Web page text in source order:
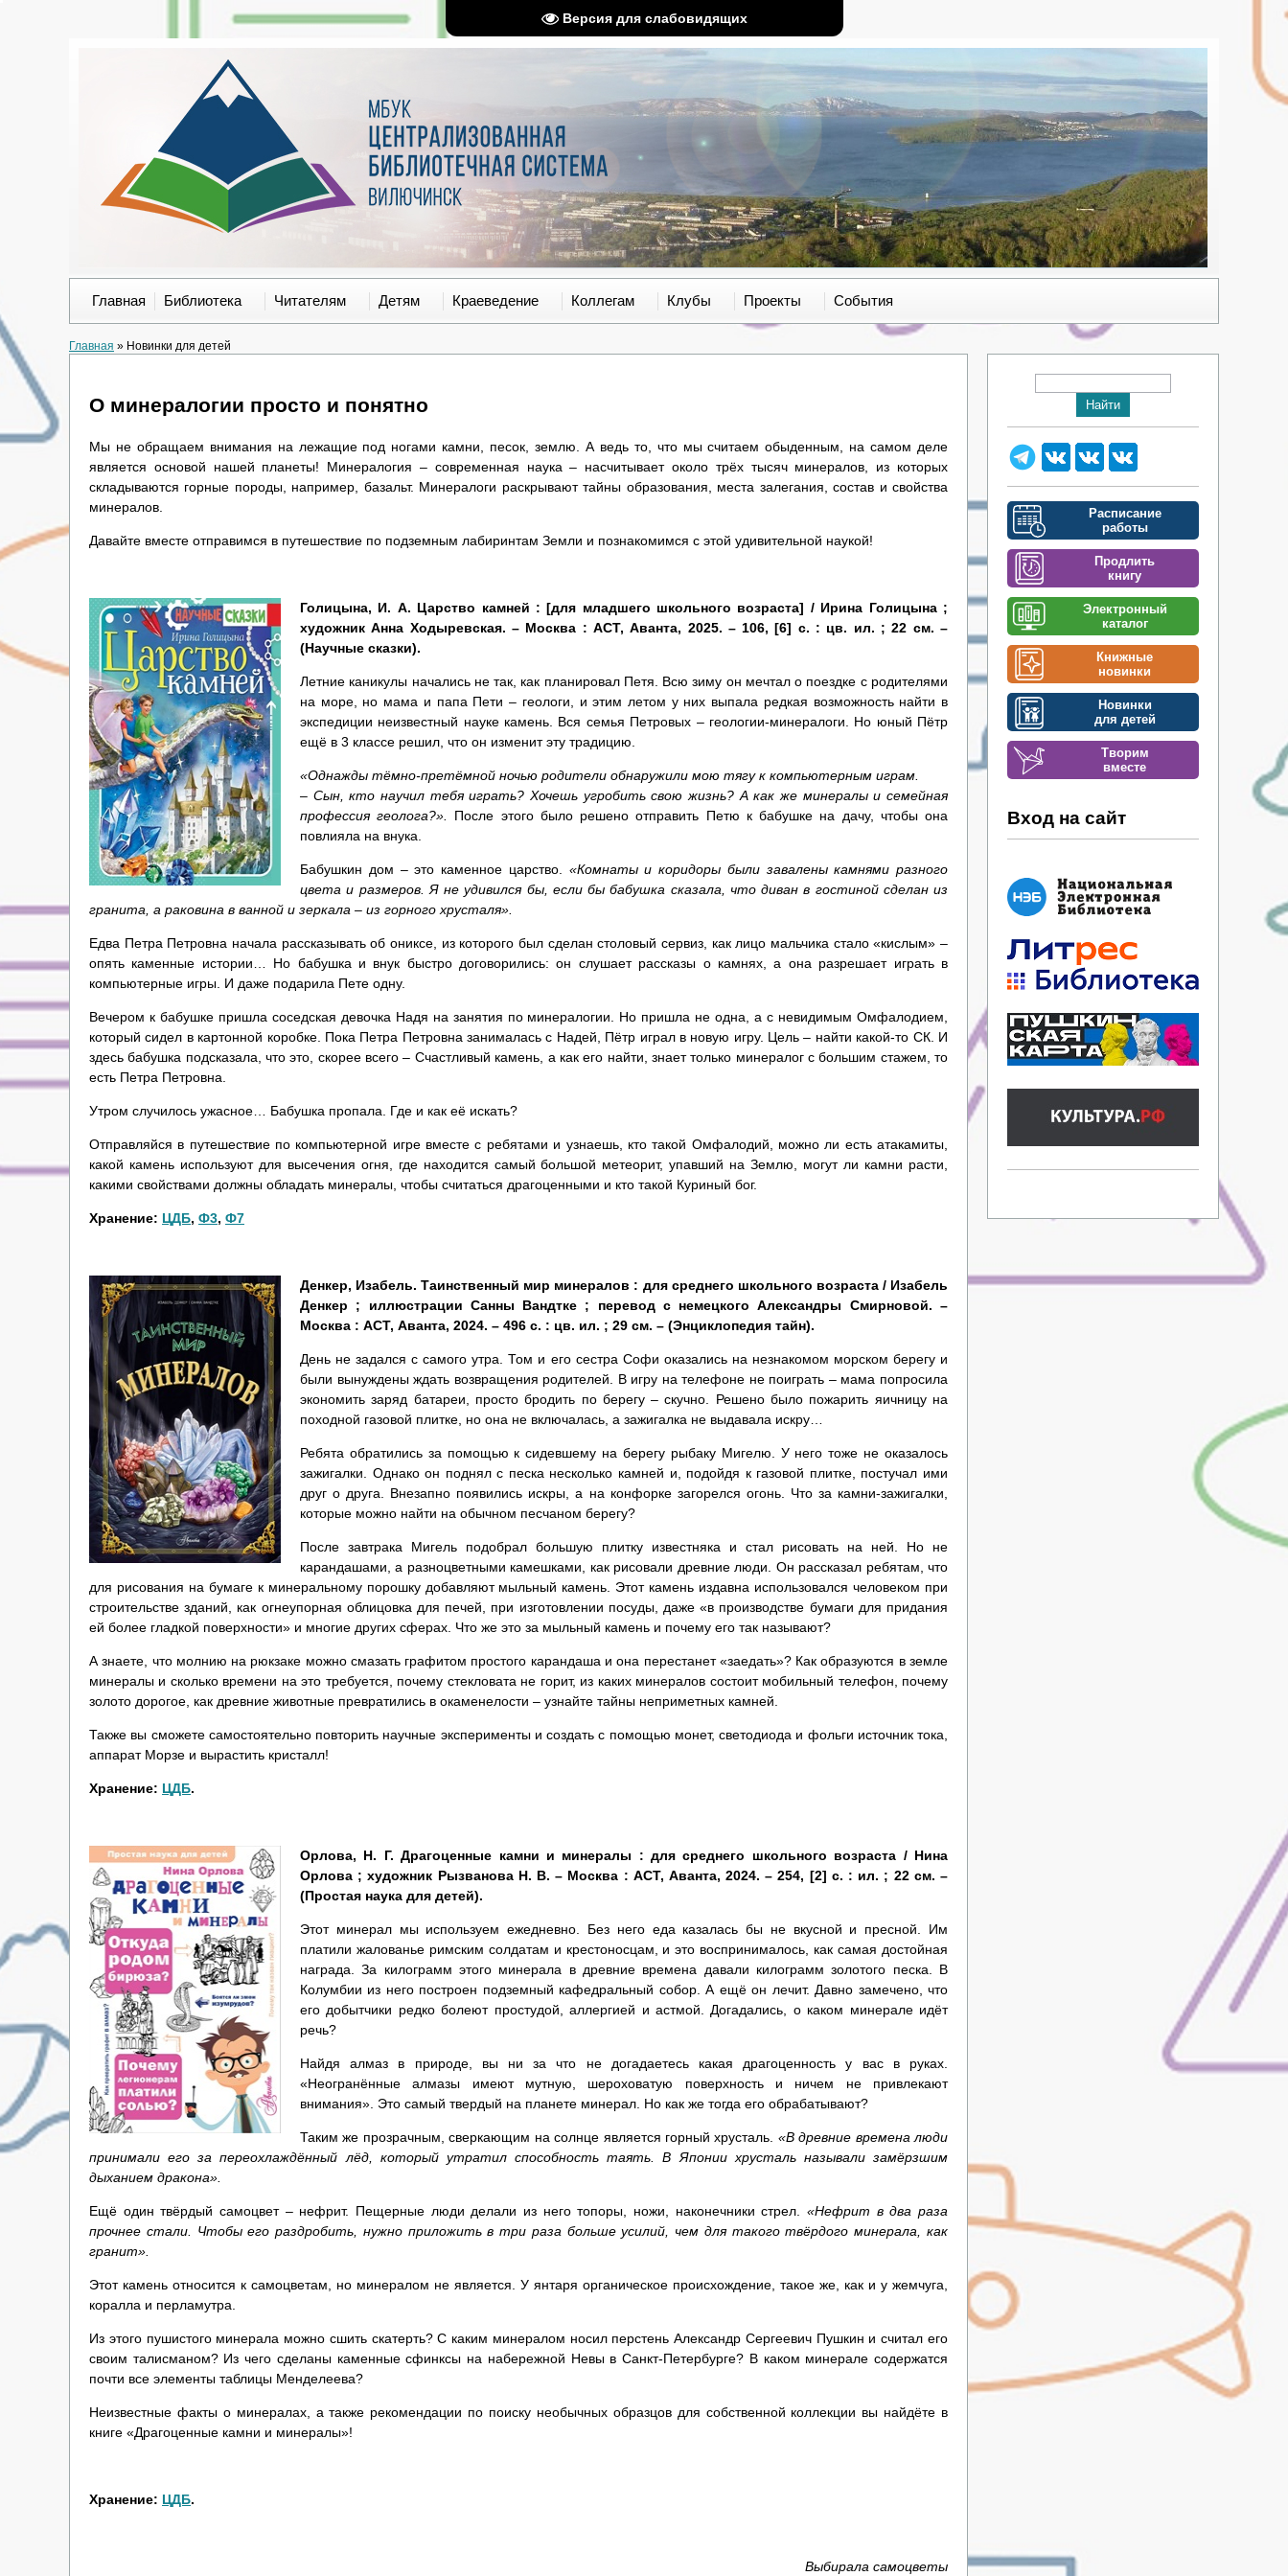
Версия для слабовидящих
Главная Библиотека Читателям Детям Краеведение Коллегам Клубы Проекты События
Главная » Новинки для детей
О минералогии просто и понятно
Мы не обращаем внимания на лежащие под ногами камни, песок, землю. А ведь то, что мы считаем обыденным, на самом деле
является основой нашей планеты! Минералогия – современная наука – насчитывает около трёх тысяч минералов, из которых
складываются горные породы, например, базальт. Минералоги раскрывают тайны образования, места залегания, состав и свойства
минералов.
Давайте вместе отправимся в путешествие по подземным лабиринтам Земли и познакомимся с этой удивительной наукой!
Голицына, И. А. Царство камней : [для младшего школьного возраста] / Ирина Голицына ;
художник Анна Ходыревская. – Москва : АСТ, Аванта, 2025. – 106, [6] с. : цв. ил. ; 22 см. –
(Научные сказки).
Летние каникулы начались не так, как планировал Петя. Всю зиму он мечтал о поездке с родителями
на море, но мама и папа Пети – геологи, и этим летом у них выпала редкая возможность найти в
экспедиции неизвестный науке камень. Вся семья Петровых – геологии-минералоги. Но юный Пётр
ещё в 3 классе решил, что он изменит эту традицию.
«Однажды тёмно-претёмной ночью родители обнаружили мою тягу к компьютерным играм.
– Сын, кто научил тебя играть? Хочешь угробить свою жизнь? А как же минералы и семейная
профессия геолога?».
После этого было решено отправить Петю к бабушке на дачу, чтобы она
повлияла на внука.
Бабушкин дом – это каменное царство. «Комнаты и коридоры были завалены камнями разного
цвета и размеров. Я не удивился бы, если бы бабушка сказала, что диван в гостиной сделан из
гранита, а раковина в ванной и зеркала – из горного хрусталя».
Едва Петра Петровна начала рассказывать об ониксе, из которого был сделан столовый сервиз, как лицо мальчика стало «кислым» –
опять каменные истории… Но бабушка и внук быстро договорились: он слушает рассказы о камнях, а она разрешает играть в
компьютерные игры. И даже подарила Пете одну.
Вечером к бабушке пришла соседская девочка Надя на занятия по минералогии. Но пришла не одна, а с невидимым Омфалодием,
который сидел в картонной коробке. Пока Петра Петровна занималась с Надей, Пётр играл в новую игру. Цель – найти какой-то СК. И
здесь бабушка подсказала, что это, скорее всего – Счастливый камень, а как его найти, знает только минералог с большим стажем, то
есть Петра Петровна.
Утром случилось ужасное… Бабушка пропала. Где и как её искать?
Отправляйся в путешествие по компьютерной игре вместе с ребятами и узнаешь, кто такой Омфалодий, можно ли есть атакамиты,
какой камень используют для высечения огня, где находится самый большой метеорит, упавший на Землю, могут ли камни расти,
какими свойствами должны обладать минералы, чтобы считаться драгоценными и кто такой Куриный бог.
Хранение: ЦДБ, Ф3, Ф7
Денкер, Изабель. Таинственный мир минералов : для среднего школьного возраста / Изабель
Денкер ; иллюстрации Санны Вандтке ; перевод с немецкого Александры Смирновой. –
Москва : АСТ, Аванта, 2024. – 496 с. : цв. ил. ; 29 см. – (Энциклопедия тайн).
День не задался с самого утра. Том и его сестра Софи оказались на незнакомом морском берегу и
были вынуждены ждать возвращения родителей. В игру на телефоне не поиграть – мама попросила
экономить заряд батареи, просто бродить по берегу – скучно. Решено было пожарить яичницу на
походной газовой плитке, но она не включалась, а зажигалка не выдавала искру…
Ребята обратились за помощью к сидевшему на берегу рыбаку Мигелю. У него тоже не оказалось
зажигалки. Однако он поднял с песка несколько камней и, подойдя к газовой плитке, постучал ими
друг о друга. Внезапно появились искры, а на конфорке загорелся огонь. Что за камни-зажигалки,
которые можно найти на обычном песчаном берегу?
После завтрака Мигель подобрал большую плитку известняка и стал рисовать на ней. Но не
карандашами, а разноцветными камешками, как рисовали древние люди. Он рассказал ребятам, что
для рисования на бумаге к минеральному порошку добавляют мыльный камень. Этот камень издавна использовался человеком при
строительстве зданий, как огнеупорная облицовка для печей, при изготовлении посуды, даже «в производстве бумаги для придания
ей более гладкой поверхности» и многие других сферах. Что же это за мыльный камень и почему его так называют?
А знаете, что молнию на рюкзаке можно смазать графитом простого карандаша и она перестанет «заедать»? Как образуются в земле
минералы и сколько времени на это требуется, почему стекловата не горит, из каких минералов состоит мобильный телефон, почему
золото дорогое, как древние животные превратились в окаменелости – узнайте тайны неприметных камней.
Также вы сможете самостоятельно повторить научные эксперименты и создать с помощью монет, светодиода и фольги источник тока,
аппарат Морзе и вырастить кристалл!
Хранение: ЦДБ.
Орлова, Н. Г. Драгоценные камни и минералы : для среднего школьного возраста / Нина
Орлова ; художник Рызванова Н. В. – Москва : АСТ, Аванта, 2024. – 254, [2] с. : ил. ; 22 см. –
(Простая наука для детей).
Этот минерал мы используем ежедневно. Без него еда казалась бы не вкусной и пресной. Им
платили жалованье римским солдатам и крестоносцам, и это воспринималось, как самая достойная
награда. За килограмм этого минерала в древние времена давали килограмм золотого песка. В
Колумбии из него построен подземный кафедральный собор. А ещё он лечит. Давно замечено, что
его добытчики редко болеют простудой, аллергией и астмой. Догадались, о каком минерале идёт
речь?
Найдя алмаз в природе, вы ни за что не догадаетесь какая драгоценность у вас в руках.
«Неогранённые алмазы имеют мутную, шероховатую поверхность и ничем не привлекают
внимания». Это самый твердый на планете минерал. Но как же тогда его обрабатывают?
Таким же прозрачным, сверкающим на солнце является горный хрусталь. «В древние времена люди
принимали его за переохлаждённый лёд, который утратил способность таять. В Японии хрусталь называли замёрзшим
дыханием дракона».
Ещё один твёрдый самоцвет – нефрит. Пещерные люди делали из него топоры, ножи, наконечники стрел. «Нефрит в два раза
прочнее стали. Чтобы его раздробить, нужно приложить в три раза больше усилий, чем для такого твёрдого минерала, как
гранит».
Этот камень относится к самоцветам, но минералом не является. У янтаря органическое происхождение, такое же, как и у жемчуга,
коралла и перламутра.
Из этого пушистого минерала можно сшить скатерть? С каким минералом носил перстень Александр Сергеевич Пушкин и считал его
своим талисманом? Из чего сделаны каменные сфинксы на набережной Невы в Санкт-Петербурге? В каком минерале содержатся
почти все элементы таблицы Менделеева?
Неизвестные факты о минералах, а также рекомендации по поиску необычных образцов для собственной коллекции вы найдёте в
книге «Драгоценные камни и минералы»!
Хранение: ЦДБ.
Выбирала самоцветы
Расписание
работы
Продлить
книгу
Электронный
каталог
Книжные
новинки
Новинки
для детей
Творим
вместе
Вход на сайт